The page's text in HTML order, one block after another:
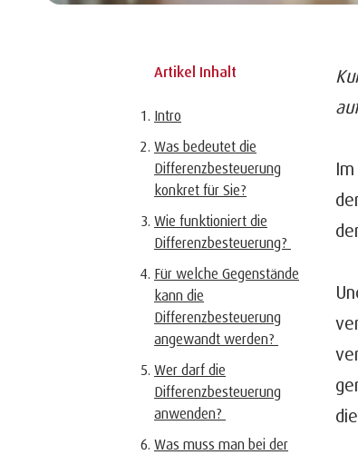
Artikel Inhalt
Intro
Was bedeutet die
Differenzbesteuerung
konkret für Sie?
Wie funktioniert die
Differenzbesteuerung?
Für welche Gegenstände
kann die
Differenzbesteuerung
angewandt werden?
Wer darf die
Differenzbesteuerung
anwenden?
Was muss man bei der